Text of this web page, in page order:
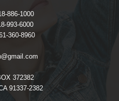
886-1000
6000
360-8960
372382
91337-2382